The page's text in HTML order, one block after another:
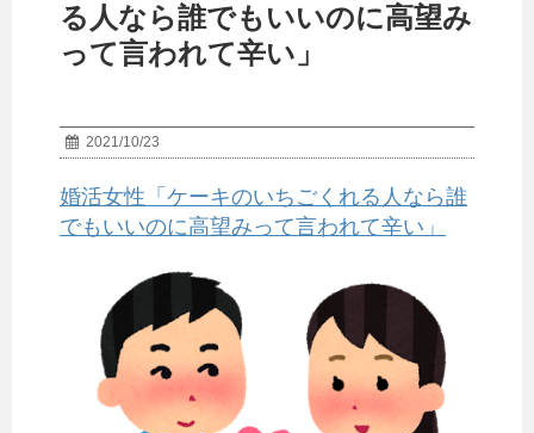
る人なら誰でもいいのに高望み
って言われて辛い」
2021/10/23
婚活女性「ケーキのいちごくれる人なら誰
でもいいのに高望みって言われて辛い」